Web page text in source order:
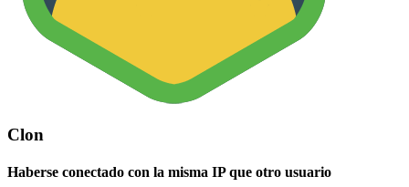
Clon
Haberse conectado con la misma IP que otro usuario